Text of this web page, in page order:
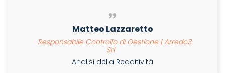
Matteo Lazzaretto
Responsabile Controllo di Gestione | Arredo3
Srl
Analisi della Redditività